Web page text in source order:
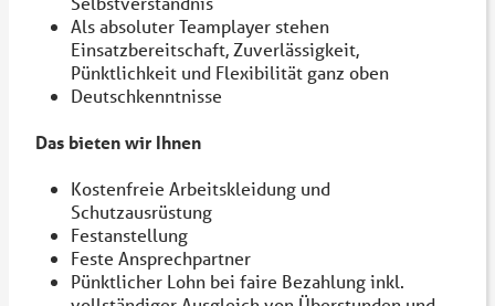
Als absoluter Teamplayer stehen
Einsatzbereitschaft, Zuverlässigkeit,
Pünktlichkeit und Flexibilität ganz oben
Deutschkenntnisse
Das bieten wir Ihnen
Kostenfreie Arbeitskleidung und
Schutzausrüstung
Festanstellung
Feste Ansprechpartner
Pünktlicher Lohn bei faire Bezahlung inkl.